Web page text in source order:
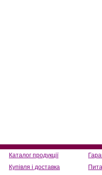
Каталог продукції
Купівля і доставка